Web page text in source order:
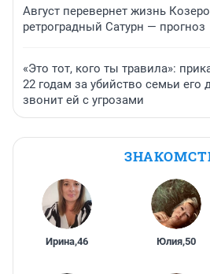
Август перевернет жизнь
ретроградный Сатурн — прогноз
«Это тот, кого ты травила»:
22 годам за убийство семьи его
звонит ей с угрозами
Ирина,46 Юлия,50